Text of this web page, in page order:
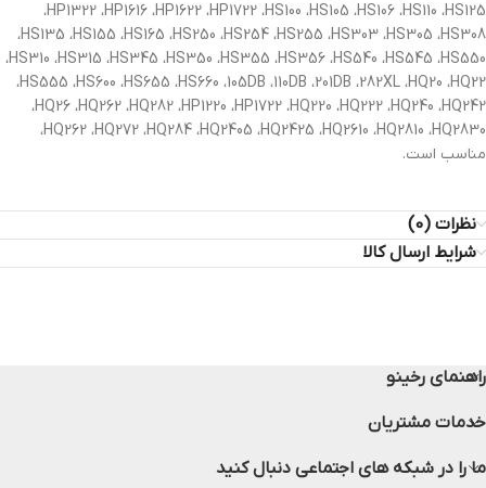
،HP1322 ،HP1616 ،HP1622 ،HP1722 ،HS100 ،HS105 ،HS106 ،HS110 ،HS125
،HS135 ،HS155 ،HS165 ،HS250 ،HS254 ،HS255 ،HS303 ،HS305 ،HS308
،HS310 ،HS315 ،HS345 ،HS350 ،HS355 ،HS356 ،HS540 ،HS545 ،HS550
،HS555 ،HS600 ،HS655 ،HS660 ،105DB ،110DB ،201DB ،282XL ،HQ20 ،HQ22
،HQ26 ،HQ262 ،HQ282 ،HP1220 ،HP1722 ،HQ220 ،HQ222 ،HQ240 ،HQ242
،HQ262 ،HQ272 ،HQ284 ،HQ2405 ،HQ2425 ،HQ2610 ،HQ2810 ،HQ2830
مناسب است.
نظرات (0)
شرایط ارسال کالا
راهنمای رخینو
خدمات مشتریان
ما را در شبکه های اجتماعی دنبال کنید